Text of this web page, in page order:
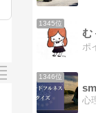
1345位
む
1346位